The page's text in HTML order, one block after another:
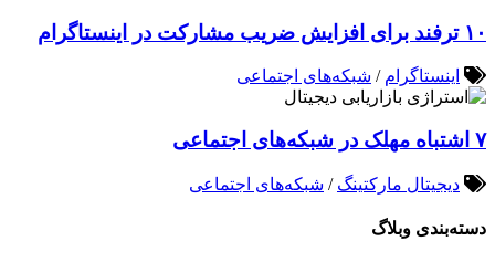
۱۰ ترفند برای افزایش ضریب مشارکت در اینستاگرام
اینستاگرام / شبکه‌های اجتماعی
۷ اشتباه مهلک در شبکه‌های اجتماعی
دیجیتال مارکتینگ / شبکه‌های اجتماعی
دسته‌بندی وبلاگ